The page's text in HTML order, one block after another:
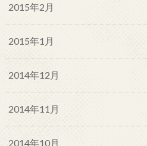
2015年2月
2015年1月
2014年12月
2014年11月
2014年10月